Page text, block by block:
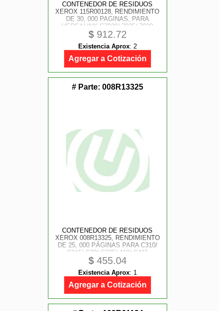
CONTENEDOR DE RESIDUOS
XEROX 115R00128, RENDIMIENTO
DE 30, 000 PAGINAS, PARA
VERSALINK C7020/ 7025/ 7030
$ 912.72
Existencia Aprox: 2
Agregar a Cotización
# Parte: 008R13325
CONTENEDOR DE RESIDUOS
XEROX 008R13325, RENDIMIENTO
DE 25, 000 PÁGINAS PARA C310/
C315/ C30/ C325/ 410/ C415
$ 455.04
Existencia Aprox: 1
Agregar a Cotización